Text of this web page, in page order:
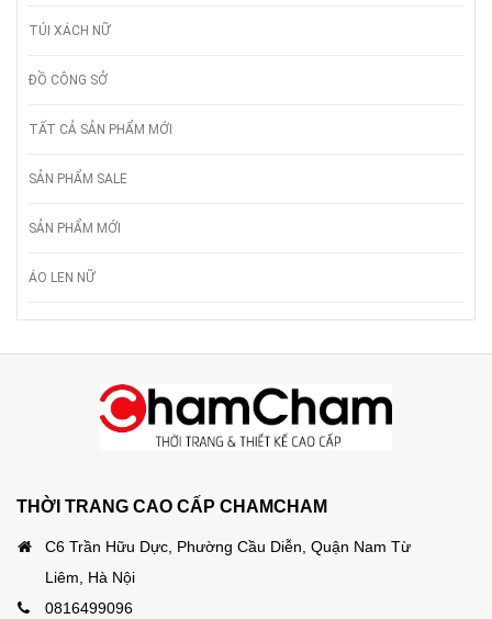
TÚI XÁCH NỮ
ĐỒ CÔNG SỞ
TẤT CẢ SẢN PHẨM MỚI
SẢN PHẨM SALE
SẢN PHẨM MỚI
ÁO LEN NỮ
THỜI TRANG CAO CẤP CHAMCHAM
C6 Trần Hữu Dực, Phường Cầu Diễn, Quận Nam Từ
Liêm, Hà Nội
0816499096